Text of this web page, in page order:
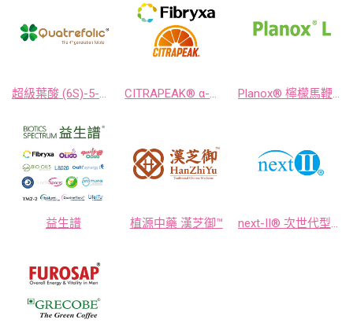
超級葉酸 (6S)-5-甲基四氫葉酸葡萄糖胺鹽 Quatrefolic® CITRAPEAK® α-醣化橙皮苷、 Fibryxa® 可溶性膳食纖維(異麥芽糊精) Planox® 檸檬馬鞭草萃取物
益生譜 植源中藥 漢芝御™ next-II® 次世代型非變性二型膠原蛋白